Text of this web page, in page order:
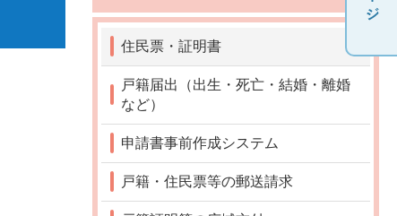
住民票・証明書
戸籍届出（出生・死亡・結婚・離婚
など）
申請書事前作成システム
戸籍・住民票等の郵送請求